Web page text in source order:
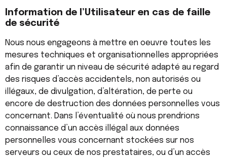
Information de l’Utilisateur en cas de faille
de sécurité
Nous nous engageons à mettre en oeuvre toutes les
mesures techniques et organisationnelles appropriées
afin de garantir un niveau de sécurité adapté au regard
des risques d’accès accidentels, non autorisés ou
illégaux, de divulgation, d’altération, de perte ou
encore de destruction des données personnelles vous
concernant. Dans l’éventualité où nous prendrions
connaissance d’un accès illégal aux données
personnelles vous concernant stockées sur nos
serveurs ou ceux de nos prestataires, ou d’un accès